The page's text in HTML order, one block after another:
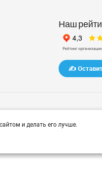
Наш
✍️
и делать его лучше.